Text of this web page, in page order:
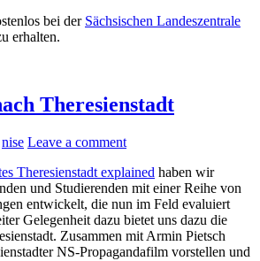
bei der Sächsischen Landeszentrale
erhalten.
Theresienstadt
nise Leave a comment
Theresienstadt explained haben wir
und Studierenden mit einer Reihe von
entwickelt, die nun im Feld evaluiert
Gelegenheit dazu bietet uns dazu die
Zusammen mit Armin Pietsch
NS-Propagandafilm vorstellen und